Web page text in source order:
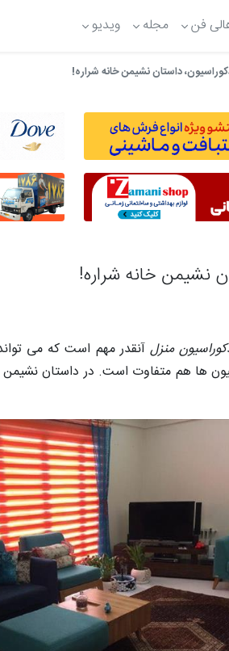
فن مجله ویدیو
داستان نشیمن خانه شراره!
نشیمن خانه شراره!
منزلآنقدر مهم است که می
ها هم متفاوت است. در داستان